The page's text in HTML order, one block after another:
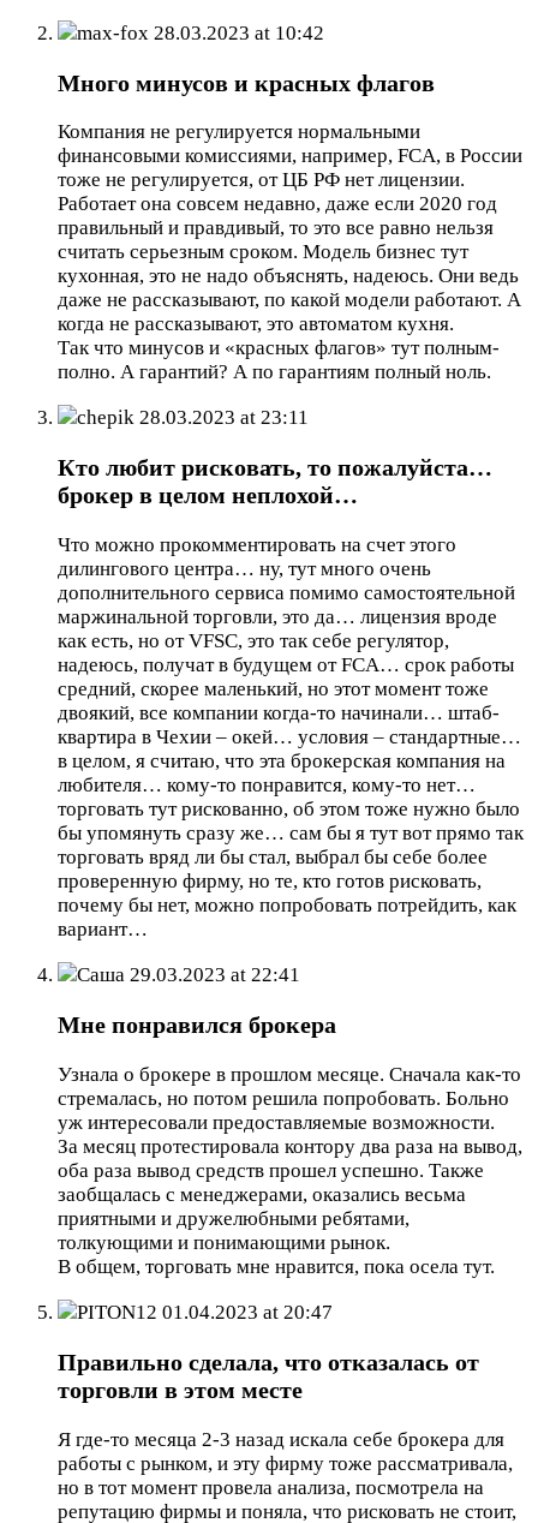
max-fox 28.03.2023 at 10:42
Много минусов и красных флагов
Компания не регулируется нормальными
финансовыми комиссиями, например, FCA, в России
тоже не регулируется, от ЦБ РФ нет лицензии.
Работает она совсем недавно, даже если 2020 год
правильный и правдивый, то это все равно нельзя
считать серьезным сроком. Модель бизнес тут
кухонная, это не надо объяснять, надеюсь. Они ведь
даже не рассказывают, по какой модели работают. А
когда не рассказывают, это автоматом кухня.
Так что минусов и «красных флагов» тут полным-
полно. А гарантий? А по гарантиям полный ноль.
chepik 28.03.2023 at 23:11
Кто любит рисковать, то пожалуйста…
брокер в целом неплохой…
Что можно прокомментировать на счет этого
дилингового центра… ну, тут много очень
дополнительного сервиса помимо самостоятельной
маржинальной торговли, это да… лицензия вроде
как есть, но от VFSC, это так себе регулятор,
надеюсь, получат в будущем от FCA… срок работы
средний, скорее маленький, но этот момент тоже
двоякий, все компании когда-то начинали… штаб-
квартира в Чехии – окей… условия – стандартные…
в целом, я считаю, что эта брокерская компания на
любителя… кому-то понравится, кому-то нет…
торговать тут рискованно, об этом тоже нужно было
бы упомянуть сразу же… сам бы я тут вот прямо так
торговать вряд ли бы стал, выбрал бы себе более
проверенную фирму, но те, кто готов рисковать,
почему бы нет, можно попробовать потрейдить, как
вариант…
Саша 29.03.2023 at 22:41
Мне понравился брокера
Узнала о брокере в прошлом месяце. Сначала как-то
стремалась, но потом решила попробовать. Больно
уж интересовали предоставляемые возможности.
За месяц протестировала контору два раза на вывод,
оба раза вывод средств прошел успешно. Также
заобщалась с менеджерами, оказались весьма
приятными и дружелюбными ребятами,
толкующими и понимающими рынок.
В общем, торговать мне нравится, пока осела тут.
PITON12 01.04.2023 at 20:47
Правильно сделала, что отказалась от
торговли в этом месте
Я где-то месяца 2-3 назад искала себе брокера для
работы с рынком, и эту фирму тоже рассматривала,
но в тот момент провела анализа, посмотрела на
репутацию фирмы и поняла, что рисковать не стоит,